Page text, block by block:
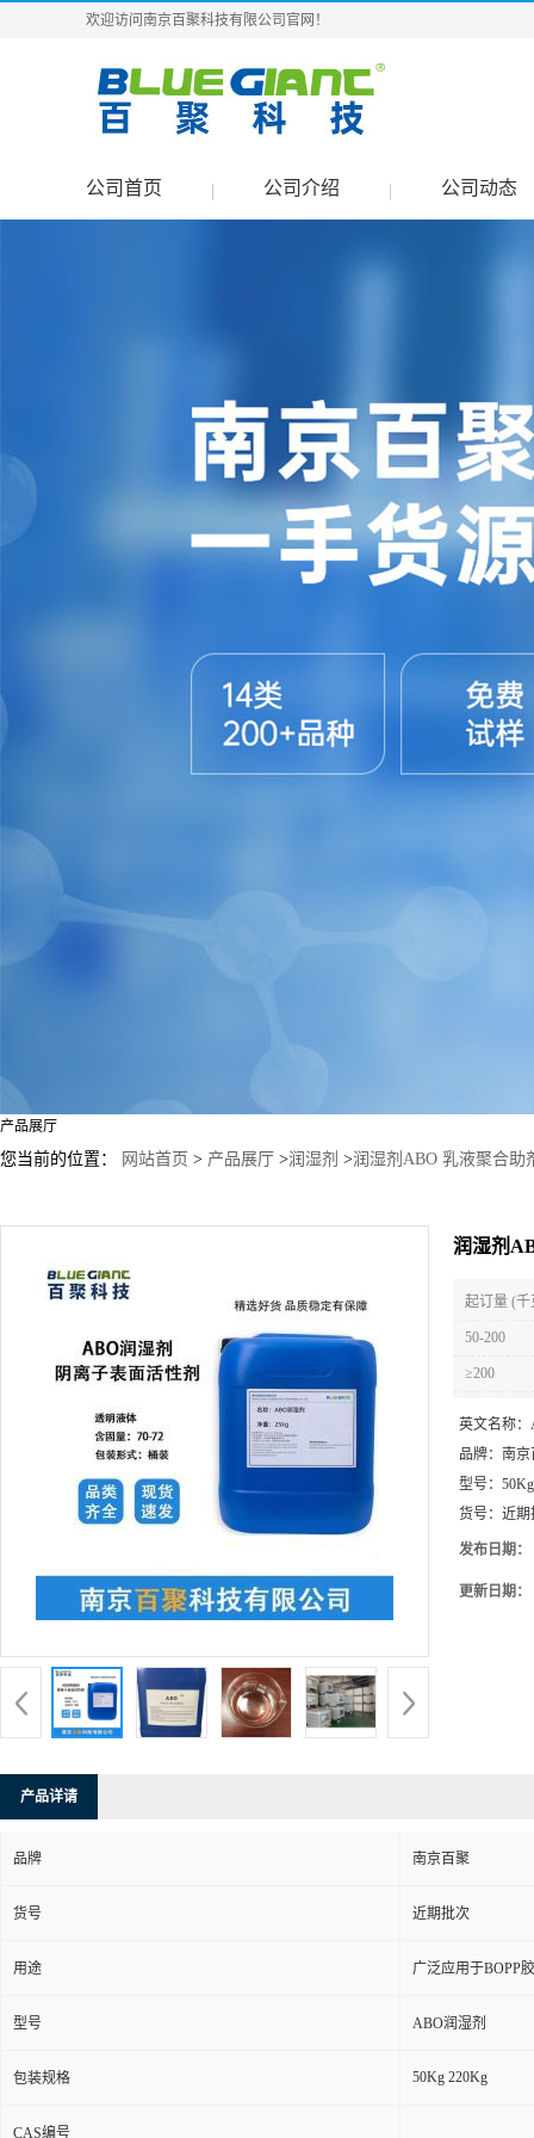
欢迎访问南京百聚科技有限公司官网！
公司首页 公司介绍 公司动态
产品展厅
您当前的位置： 网站首页 > 产品展厅 >润湿剂 >润湿剂ABO 乳液聚合助
润湿剂
起订量 (千
50-200
≥200
英文名称：
品牌： 南京
型号：
货号： 近期
发布日期：
更新日期：
产品详请
品牌 南京百聚
货号 近期批次
用途 广泛应用于BOPP
型号 ABO润湿剂
包装规格 50Kg 220Kg
CAS编号